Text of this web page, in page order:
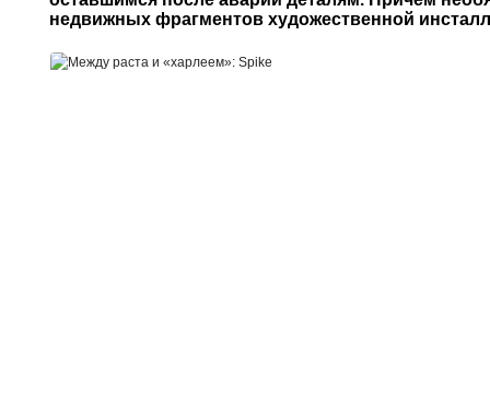
недвижных фрагментов художественной